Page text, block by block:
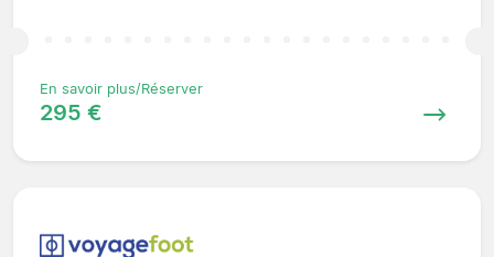
En savoir plus/Réserver
295 €